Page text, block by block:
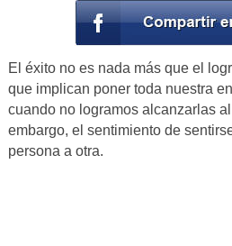
El éxito no es nada más que el
que implican poner toda nuestra
cuando no logramos alcanzarlas
embargo, el sentimiento de
persona a otra.